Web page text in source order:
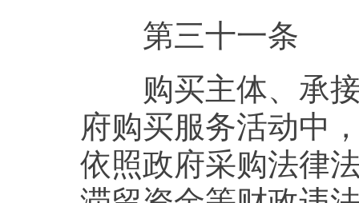
第三十一条
购买主体、承接
府购买服务活动中
依照政府采购法律